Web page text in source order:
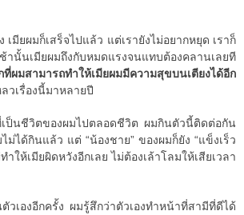
เมียผมก็เสร็จไปแล้ว แต่เรายังไม่อยากหยุด เราก็
นเมียผมถึงกับหมดแรงจนแทบต้องคลานเลยที
ผมสามารถทำให้เมียผมมีความสุขบนเตียงได้อีก
วเรื่องนี้มาหลายปี
ป็นชีวิตของผมไปตลอดชีวิต ผมกินตัวนี้ติดต่อกัน
ได้กินแล้ว แต่ “น้องชาย” ของผมก็ยัง “แข็งเร็ว
ให้เมียผิดหวังอีกเลย ไม่ต้องเล้าโลมให้เสียเวลา
วเองอีกครั้ง ผมรู้สึกว่าตัวเองทำหน้าที่สามีที่ดีได้